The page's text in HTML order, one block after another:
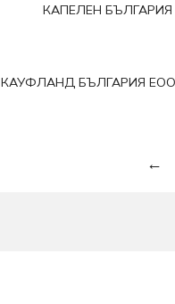
КАПЕЛЕН
КАУФЛАНД БЪЛГАРИЯ
←